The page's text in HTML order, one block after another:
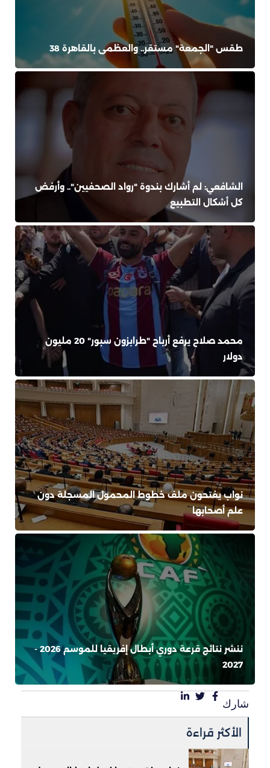
طقس "الجمعة" مستقر.. والعظمى بالقاهرة 38
الشافعي: لم أشارك بندوة "رواد الصحفيين".. وأرفض
كل أشكال التطبيع
محمد صلاح يرفع أرباح "طرابزون سبور" 20 مليون
دولار
نواب يفتحون ملف خطوط المحمول المسجلة دون
علم أصحابها
ننشر نتائج قرعة دوري أبطال إفريقيا للموسم 2026 -
2027
شارك
الأكثر قراءة